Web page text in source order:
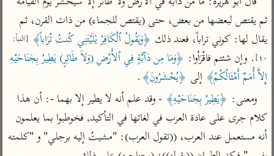
تفسير الماوردي
منتقاة
تفسير ابن القيم
تفسير ابن تيمية
عامّة
تفسير السمعاني
أخرى
أضواء البيان
نظم الدرر للبقاعي
لغة وبلاغة
التحرير والتنوير
المحرر الوجيز لابن
مركَّزة العبارة
تفسير الجلالين
جامع البيان للإيجي
تفسير البيضاوي
تفسير النسفي
الوجيز للواحدي
تفسير ابن أبي زمنين
يقال لها: كوني تراباً، فعند ذلك ﴿وَيَقُولُ ٱلْكَافِرُ يٰلَيْتَنِي كُنتُ تُرَاباً﴾
٤٠] . وإن شئتم فاقْرَأوا:
إِلاَّ أُمَمٌ أَمْثَالُكُمْ﴾ إلى ﴿يُحْشَرُونَ﴾.
ومعنى: ﴿يَطِيرُ بِجَنَاحَيْهِ﴾